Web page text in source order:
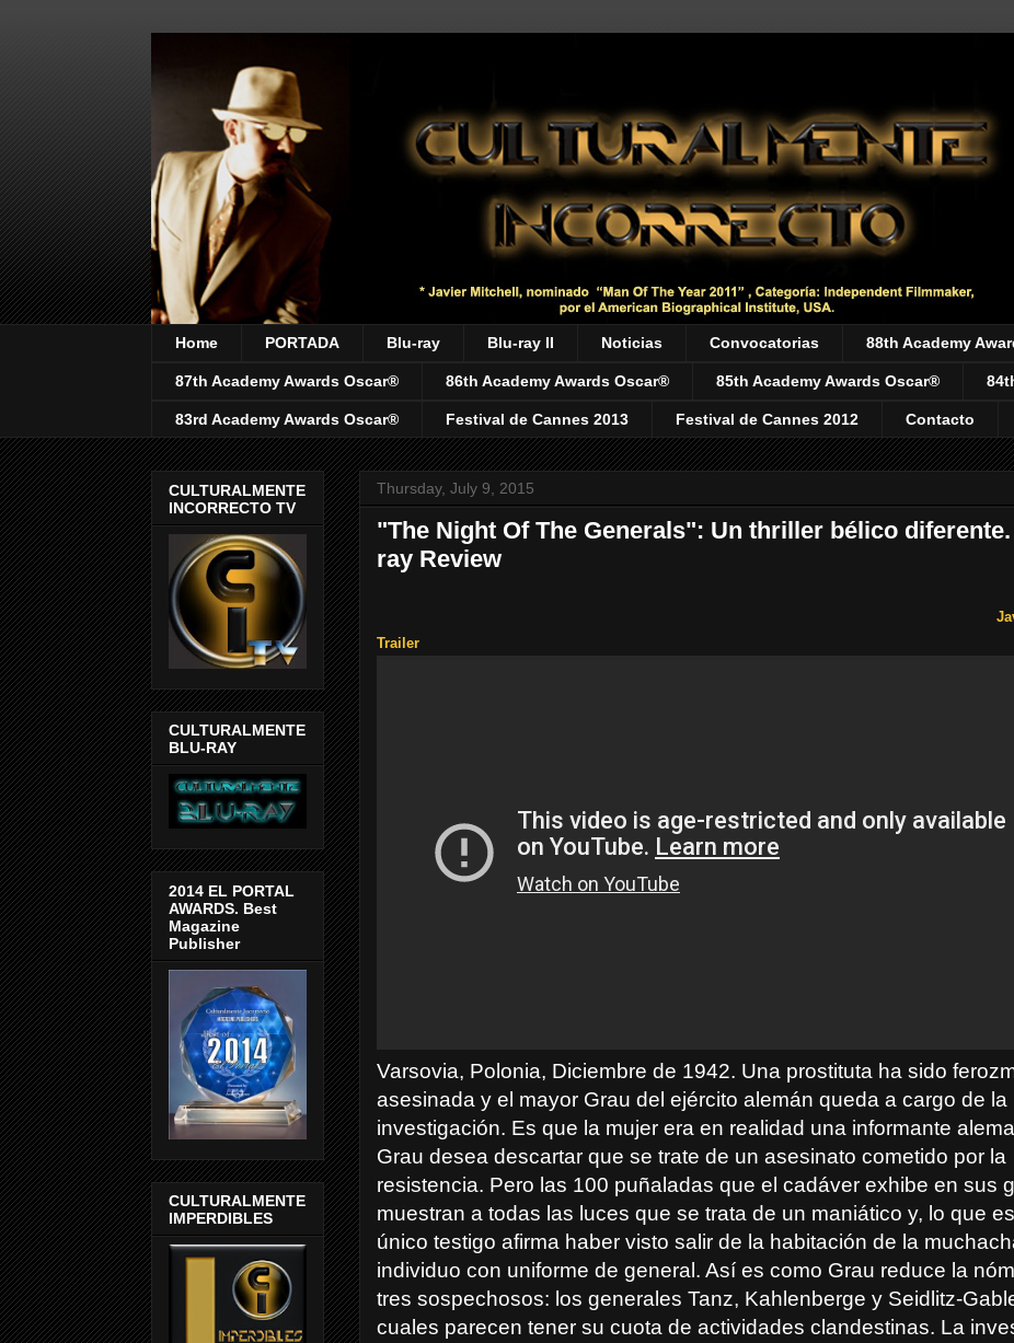
Home PORTADA Blu-ray Blu-ray II Noticias Convocatorias 88th Academy
87th Academy Awards Oscar® 86th Academy Awards Oscar® 85th Academy Awards Oscar®
83rd Academy Awards Oscar® Festival de Cannes 2013 Festival de Cannes 2012 Contacto
Thursday, July 9, 2015
"The Night Of The Generals": Un thriller bélico
ray Review
Trailer
Varsovia, Polonia, Diciembre de 1942. Una prostituta ha sido
asesinada y el mayor Grau del ejército alemán queda a cargo de la
investigación. Es que la mujer era en realidad una informante
Grau desea descartar que se trate de un asesinato cometido por la
resistencia. Pero las 100 puñaladas que el cadáver exhibe en sus
muestran a todas las luces que se trata de un maniático y, lo que es
único testigo afirma haber visto salir de la habitación de la
individuo con uniforme de general. Así es como Grau reduce la
tres sospechosos: los generales Tanz, Kahlenberge y Seidlitz-
cuales parecen tener su cuota de actividades clandestinas. La
CULTURALMENTE
INCORRECTO TV
CULTURALMENTE
BLU-RAY
2014 EL PORTAL
AWARDS. Best
Magazine
Publisher
CULTURALMENTE
IMPERDIBLES